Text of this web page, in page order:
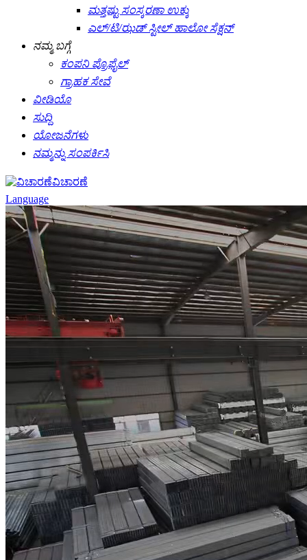
ಮತ್ತಷ್ಟು ಸಂಸ್ಕರಣಾ ಉಕ್ಕು
ಎಲ್/ಟಿ/ಝಡ್ ಸ್ಟೀಲ್ ಹಾಲೋ ಸೆಕ್ಷನ್
ನಮ್ಮ ಬಗ್ಗೆ
ಕಂಪನಿ ಪ್ರೊಫೈಲ್
ಗ್ರಾಹಕ ಸೇವೆ
ವೀಡಿಯೊ
ಸುದ್ದಿ
ಯೋಜನೆಗಳು
ನಮ್ಮನ್ನು ಸಂಪರ್ಕಿಸಿ
ವಿಚಾರಣೆ
Language